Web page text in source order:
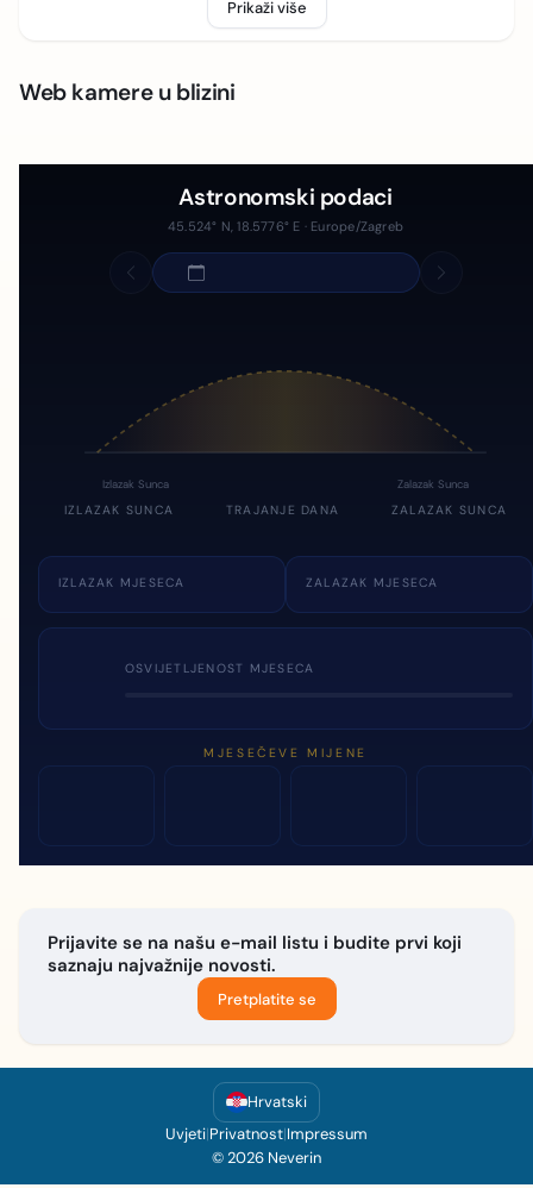
Prikaži više
Web kamere u blizini
Astronomski podaci
45.524° N, 18.5776° E · Europe/Zagreb
Izlazak Sunca Zalazak Sunca
IZLAZAK SUNCA TRAJANJE DANA ZALAZAK SUNCA
IZLAZAK MJESECA ZALAZAK MJESECA
OSVIJETLJENOST MJESECA
MJESEČEVE MIJENE
Prijavite se na našu e-mail listu i budite prvi koji
saznaju najvažnije novosti.
Pretplatite se
Hrvatski
Uvjeti|Privatnost|Impressum
© 2026 Neverin